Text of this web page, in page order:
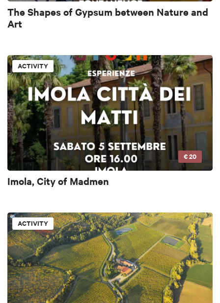
The Shapes of Gypsum between Nature and
Art
ACTIVITY
€ 20
Imola, City of Madmen
ACTIVITY